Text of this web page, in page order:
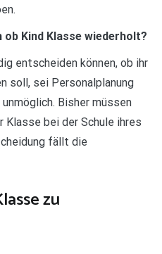
ob Kind Klasse wiederholt?
entscheiden können, ob ihr
soll, sei Personalplanung
Bisher müssen
Klasse bei der Schule ihres
fällt die
zu